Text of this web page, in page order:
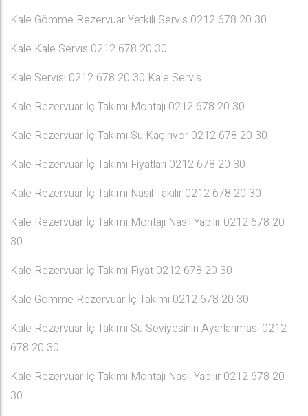
Kale Gömme Rezervuar Yetkili Servis 0212 678 20 30
Kale Kale Servis 0212 678 20 30
Kale Servisi 0212 678 20 30 Kale Servis
Kale Rezervuar İç Takımı Montajı 0212 678 20 30
Kale Rezervuar İç Takımı Su Kaçırıyor 0212 678 20 30
Kale Rezervuar İç Takımı Fiyatları 0212 678 20 30
Kale Rezervuar İç Takımı Nasıl Takılır 0212 678 20 30
Kale Rezervuar İç Takımı Montajı Nasıl Yapılır 0212 678 20
30
Kale Rezervuar İç Takımı Fiyat 0212 678 20 30
Kale Gömme Rezervuar İç Takımı 0212 678 20 30
Kale Rezervuar İç Takımı Su Seviyesinin Ayarlanması 0212
678 20 30
Kale Rezervuar İç Takımı Montajı Nasıl Yapılır 0212 678 20
30